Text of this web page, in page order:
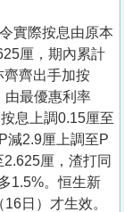
實際按息由原本
厘，期內累計
齊齊出手加按
由最優惠利率
息上調0.15厘至
減2.9厘上調至P
厘，渣打同
1.5%。恒生新
日）才生效。